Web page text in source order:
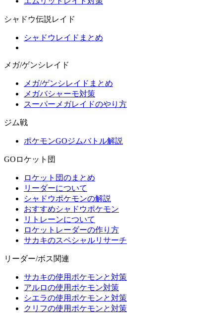
シャドウ伝説レイド
シャドウレイドまとめ
メガ/ゲンシレイド
メガ/ゲンシレイドまとめ
メガバシャーモ対策
スーパーメガレイドのやり方
ジム戦
ポケモンGOジムバトル解説
GOロケット団
ロケット団のまとめ
リーダーについて
シャドウポケモンの解説
おすすめシャドウポケモン
リトレーンについて
ロケットレーダーの作り方
サカキのスペシャルリサーチ
リーダー/ボス関連
サカキの使用ポケモンと対策
アルロの使用ポケモン対策
シエラの使用ポケモンと対策
クリフの使用ポケモンと対策